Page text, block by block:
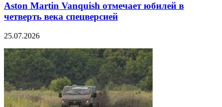
Aston Martin Vanquish отмечает юбилей в
четверть века спецверсией
25.07.2026